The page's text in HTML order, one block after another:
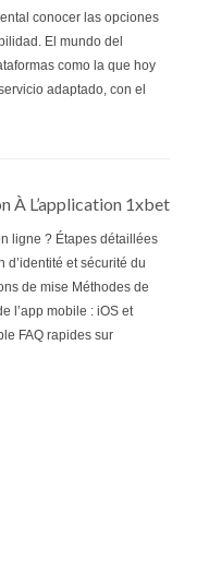
conocer las opciones
El mundo del
como la que hoy
adaptado, con el
À L’application 1xbet
ligne ? Étapes détaillées
d’identité et sécurité du
de mise Méthodes de
l’app mobile : iOS et
FAQ rapides sur